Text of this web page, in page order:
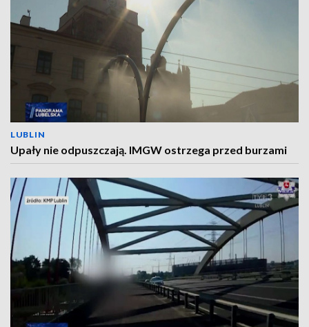
LUBLIN
Upały nie odpuszczają. IMGW ostrzega przed burzami